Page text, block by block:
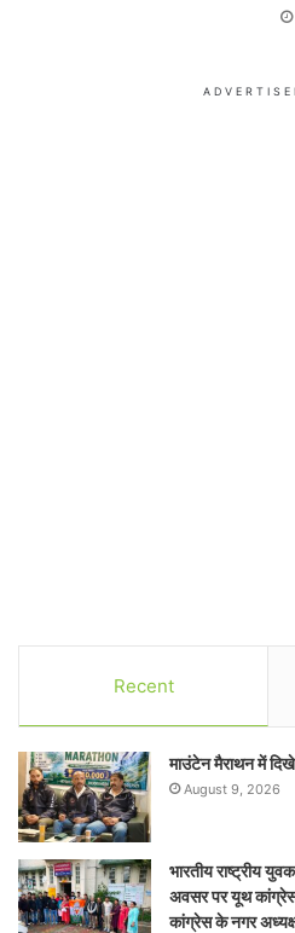
Recent
माउंटेन मैराथन में
August 9, 2026
भारतीय राष्ट्रीय
अवसर पर यूथ कांग्रेस
कांग्रेस के नगर